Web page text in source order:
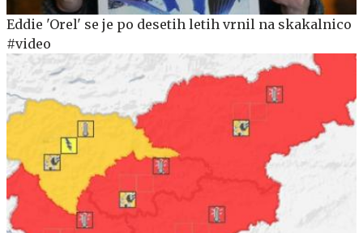
Eddie 'Orel' se je po desetih letih vrnil na skakalnico
#video